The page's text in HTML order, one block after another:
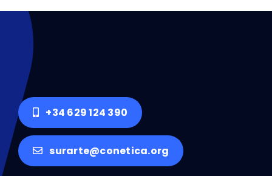
+34 629 124 390
surarte@conetica.org